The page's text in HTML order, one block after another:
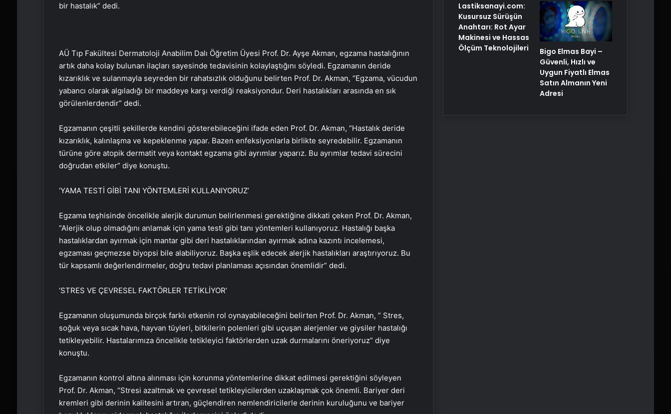
bir hastalık” dedi.
AÜ Tıp Fakültesi Dermatoloji Anabilim Dalı Öğretim Üyesi Prof. Dr. Ayşe Akman, egzama hastalığının
artık daha kolay bulunan ilaçları sayesinde tedavisinin kolaylaştığını söyledi. Egzamanın deride
kızarıklık ve sulanmayla seyreden bir rahatsızlık olduğunu belirten Prof. Dr. Akman, “Egzama, vücudun
yabancı olarak algıladığı bir maddeye karşı verdiği reaksiyondur. Deri hastalıkları arasında en sık
görülenlerdendir” dedi.
Egzamanın çeşitli şekillerde kendini gösterebileceğini ifade eden Prof. Dr. Akman, “Hastalık deride
kızarıklık, kalınlaşma ve kepeklenme yapar. Bazen enfeksiyonlarla birlikte seyredebilir. Egzamanın
türüne göre atopik dermatit veya kontakt egzama gibi ayrımlar yaparız. Bu ayrımlar tedavi sürecini
doğrudan etkiler” diye konuştu.
‘YAMA TESTİ GİBİ TANI YÖNTEMLERİ KULLANIYORUZ’
Egzama teşhisinde öncelikle alerjik durumun belirlenmesi gerektiğine dikkati çeken Prof. Dr. Akman,
“Alerjik olup olmadığını anlamak için yama testi gibi tanı yöntemleri kullanıyoruz. Hastalığı başka
hastalıklardan ayırmak için mantar gibi deri hastalıklarından ayırmak adına kazıntı incelemesi,
egzaması geçmezse biyopsi bile alabiliyoruz. Başka eşlik edecek alerjik hastalıkları araştırıyoruz. Bu
tür kapsamlı değerlendirmeler, doğru tedavi planlaması açısından önemlidir” dedi.
‘STRES VE ÇEVRESEL FAKTÖRLER TETİKLİYOR’
Egzamanın oluşumunda birçok farklı etkenin rol oynayabileceğini belirten Prof. Dr. Akman, ” Stres,
soğuk veya sıcak hava, hayvan tüyleri, bitkilerin polenleri gibi uçuşan alerjenler ve giysiler hastalığı
tetikleyebilir. Hastalarımıza öncelikle tetikleyici faktörlerden uzak durmalarını öneriyoruz” diye
konuştu.
Egzamanın kontrol altına alınması için korunma yöntemlerine dikkat edilmesi gerektiğini söyleyen
Prof. Dr. Akman, “Stresi azaltmak ve çevresel tetikleyicilerden uzaklaşmak çok önemli. Bariyer deri
kremleri gibi derinin kalitesini artıran, güçlendiren nemlendiricilerle derinin kuruluğunu ve bariyer
Lastiksanayi.com:
Kusursuz Sürüşün
Anahtarı: Rot Ayar
Makinesi ve Hassas
Ölçüm Teknolojileri
Bigo Elmas Bayi –
Güvenli, Hızlı ve
Uygun Fiyatlı Elmas
Satın Almanın Yeni
Adresi